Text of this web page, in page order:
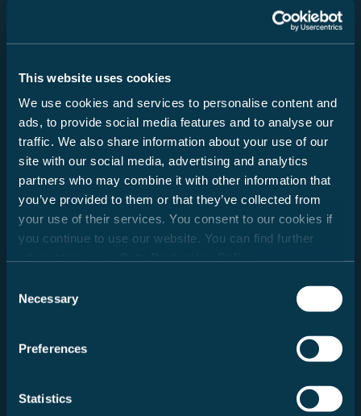
This website uses cookies
We use cookies and services to personalise content and
ads, to provide social media features and to analyse our
traffic. We also share information about your use of our
site with our social media, advertising and analytics
partners who may combine it with other information that
you’ve provided to them or that they’ve collected from
your use of their services. You consent to our cookies if
you continue to use our website. You can find further
Selection
Necessary
Preferences
Statistics
Innovation
Clevere Lösungen, praktische Weiterentwicklungen und